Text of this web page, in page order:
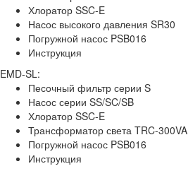
Хлоратор SSC-E
Насос высокого давления SR30
Погружной насос PSB016
Инструкция
EMD-SL:
Песочный фильтр серии S
Насос серии SS/SC/SB
Хлоратор SSC-E
Трансформатор света TRC-300VA
Погружной насос PSB016
Инструкция